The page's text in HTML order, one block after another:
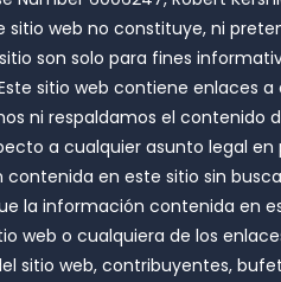
sitio web no constituye, ni
son solo para fines
sitio web contiene enlaces
ni respaldamos el contenido
a cualquier asunto legal
en este sitio sin
la información contenida en
web o cualquiera de los
sitio web, contribuyentes,